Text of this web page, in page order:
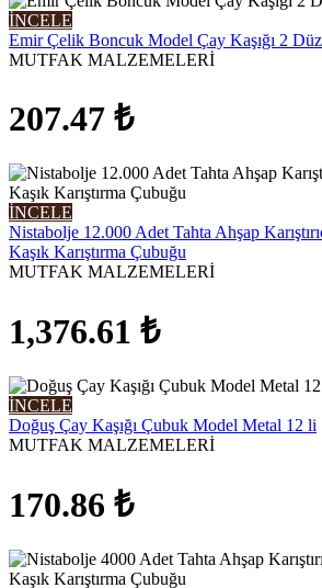
İNCELE
Emir Çelik Boncuk Model Çay Kaşığı 2
MUTFAK MALZEMELERİ
207.47 ₺
İNCELE
Nistabolje 12.000 Adet Tahta Ahşap
Kaşık Karıştırma Çubuğu
MUTFAK MALZEMELERİ
1,376.61 ₺
İNCELE
Doğuş Çay Kaşığı Çubuk Model Metal 12 li
MUTFAK MALZEMELERİ
170.86 ₺